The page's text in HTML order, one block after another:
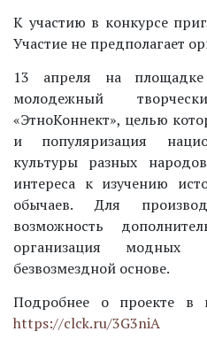
К участию в конкурсе
Участие не предполагает
13 апреля на
молодежный
«ЭтноКоннект», целью
и популяризация
культуры разных
интереса к изучению
обычаев. Для
возможность
организация модных
безвозмездной основе.
Подробнее о проекте в
https://clck.ru/3G3niA